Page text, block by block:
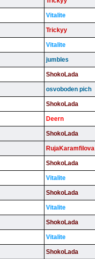
Vitalite
Trickyy
Vitalite
jumbles
ShokoLada
osvoboden pich
ShokoLada
Deern
ShokoLada
RujaKaramfilova
ShokoLada
Vitalite
ShokoLada
Vitalite
ShokoLada
Vitalite
ShokoLada